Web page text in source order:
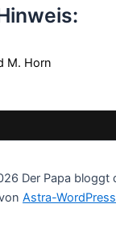
M. Horn
Der Papa bloggt
Astra-